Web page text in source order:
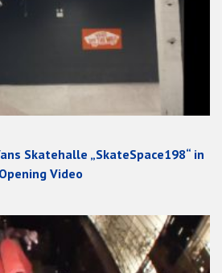
Skatehalle „SkateSpace198“ in
Video